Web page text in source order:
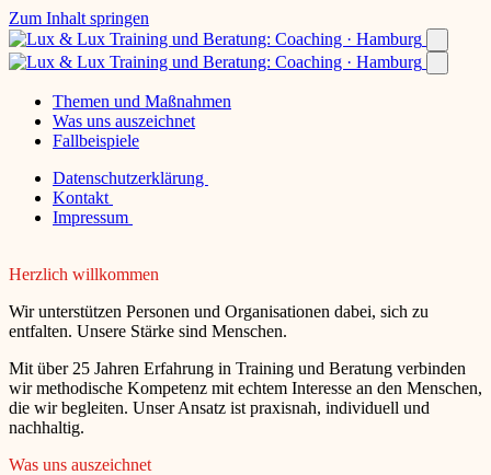
Zum Inhalt springen
Themen und Maßnahmen
Was uns auszeichnet
Fallbeispiele
Datenschutzerklärung
Kontakt
Impressum
Herzlich willkommen
Wir unterstützen Personen und Organisationen dabei, sich zu
entfalten. Unsere Stärke sind Menschen.
Mit über 25 Jahren Erfahrung in Training und Beratung verbinden
wir methodische Kompetenz mit echtem Interesse an den Menschen,
die wir begleiten. Unser Ansatz ist praxisnah, individuell und
nachhaltig.
Was uns auszeichnet